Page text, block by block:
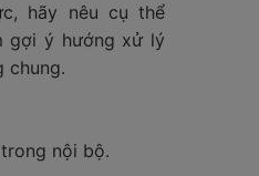
hãy nêu cụ thể
gợi ý hướng xử lý
chung.
nội bộ.